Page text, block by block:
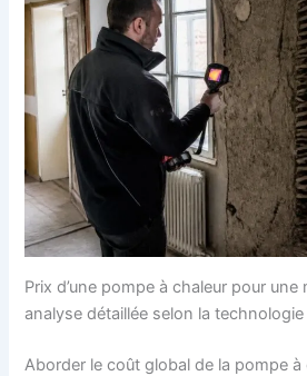
Prix d’une pompe à chaleur pour une
analyse détaillée selon la technologie
Aborder le coût global de la pompe à